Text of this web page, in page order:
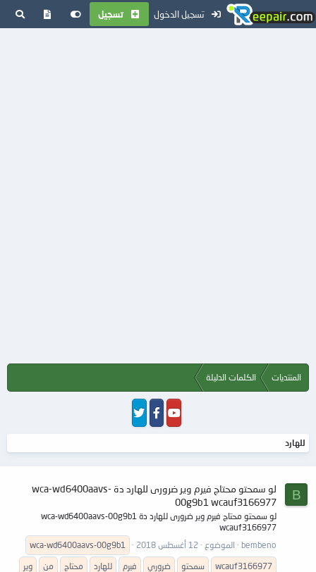
تسجيل الدخول تسجيل
المنتديات الكلمات الدليلة
للهارد
B
لو سمحتو محتاج فيرم وير ضرورى للهارد دة wca-wd6400aavs-
00g9b1 wcauf3166977
لو سمحتو محتاج فيرم وير ضرورى للهارد دة wca-wd6400aavs-00g9b1
wcauf3166977
bembeno
الموضوع 12 أغسطس 2018
wca-wd6400aavs-00g9b1
wcauf3166977
سمحتو ضروري فيرم للهارد محتاج من
وير